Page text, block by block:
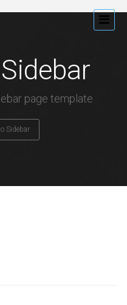
page template
Sidebar